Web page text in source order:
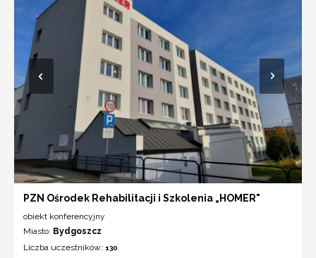
PZN Ośrodek Rehabilitacji i Szkolenia „HOMER"
obiekt konferencyjny
Miasto: Bydgoszcz
Liczba uczestników: 130